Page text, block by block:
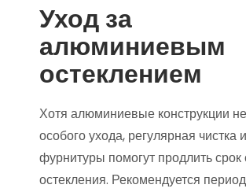
Уход за
алюминиевым
остеклением
Хотя алюминиевые конструкции
особого ухода, регулярная чистка
фурнитуры помогут продлить
остекления. Рекомендуется